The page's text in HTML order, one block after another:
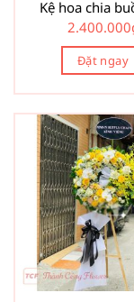
Kệ hoa chia
2.400.000
Đặt ngay